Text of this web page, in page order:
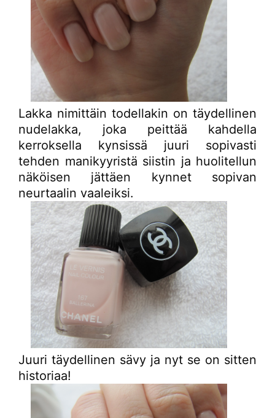
Lakka nimittäin todellakin on täydellinen
nudelakka, joka peittää kahdella
kerroksella kynsissä juuri sopivasti
tehden manikyyristä siistin ja huolitellun
näköisen jättäen kynnet sopivan
neurtaalin vaaleiksi.
Juuri täydellinen sävy ja nyt se on sitten
historiaa!